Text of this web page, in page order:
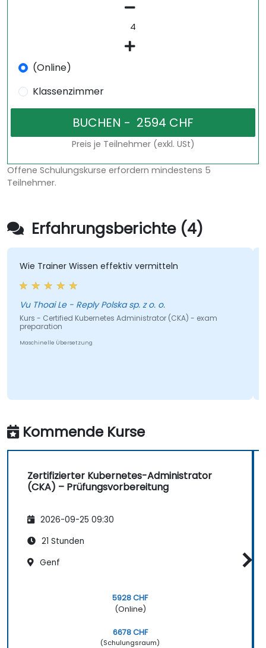
(Online)
Klassenzimmer
Preis je Teilnehmer (exkl. USt)
Offene Schulungskurse erfordern mindestens 5
Teilnehmer.
Erfahrungsberichte (4)
Trainer Wissen effektiv vermitteln
Thoai Le - Reply Polska sp. z o. o.
- Certified Kubernetes Administrator (CKA) - exam
Übersetzung
Kommende Kurse
Zertifizierter Kubernetes-Administrator
(CKA) – Prüfungsvorbereitung
2026-09-25 09:30
21 Stunden
Genf
5928 CHF
(Online)
6678 CHF
(Schulungsraum)